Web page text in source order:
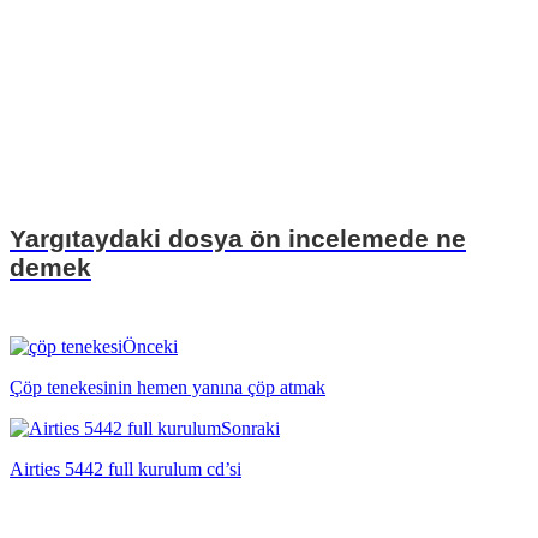
Yargıtaydaki dosya ön incelemede ne
demek
Önceki
Çöp tenekesinin hemen yanına çöp atmak
Sonraki
Airties 5442 full kurulum cd’si